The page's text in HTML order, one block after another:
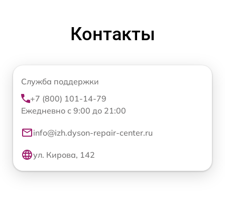
Контакты
Служба поддержки
+7 (800) 101-14-79
Ежедневно с 9:00 до 21:00
info@izh.dyson-repair-center.ru
ул. Кирова, 142